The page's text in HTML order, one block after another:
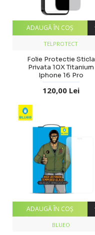
TELPROTECT
Folie Protectie Sticla
Privata 10X Titanium
Iphone 16 Pro
120,00 Lei
ADAUGĂ ÎN COŞ
BLUEO
ADAUGĂ ÎN COŞ